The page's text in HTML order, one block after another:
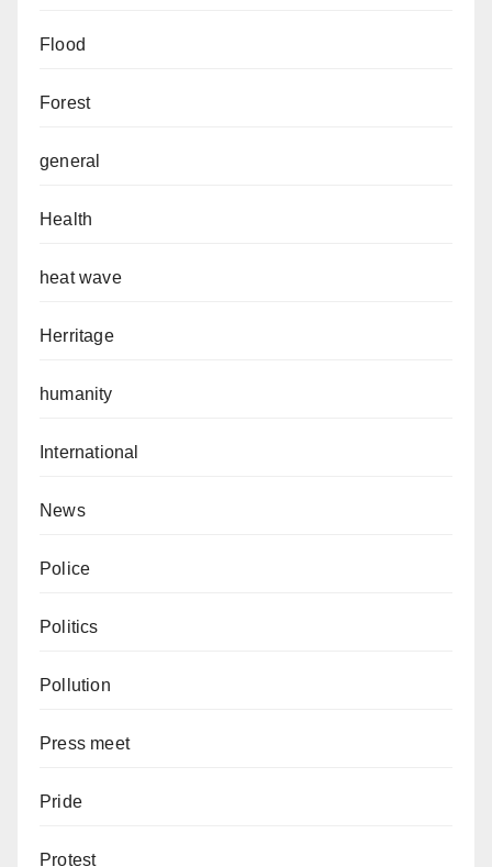
Flood
Forest
general
Health
heat wave
Herritage
humanity
International
News
Police
Politics
Pollution
Press meet
Pride
Protest